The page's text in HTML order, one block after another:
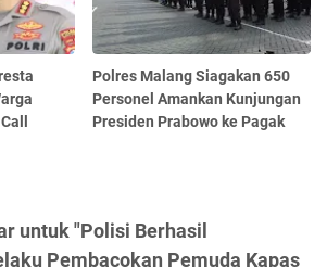
Polres Malang Siagakan 650
Personel Amankan Kunjungan
Presiden Prabowo ke Pagak
untuk "Polisi Berhasil
Pembacokan Pemuda Kapas